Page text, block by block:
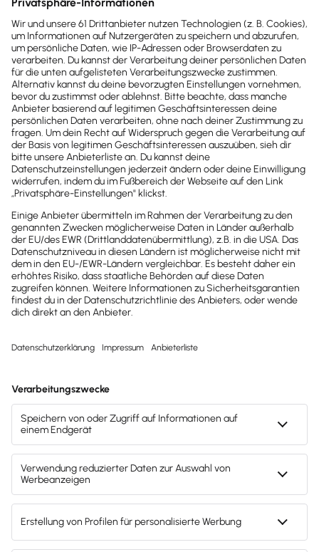
Testsieger
2026
Buchhaltungssoftware
Testsieger
2025
Buchhaltungssoftware
Testsieger
2025
Testsieger Testsieger
2022
Testsieger
2025
Mach's dir leicht und gib deinem Business den
entscheidenden Push – mit unserer Software für
Buchhaltung & Lohn.